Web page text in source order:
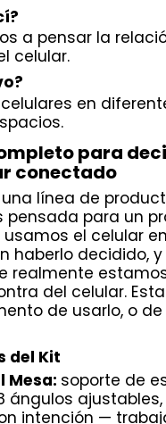
a pensar la
celular.
en
para
conectado
línea de
pensada para un
el celular
haberlo decidido, y
realmente
del celular.
de usarlo, o de
del Kit
Mesa: soporte de
ángulos
intención —